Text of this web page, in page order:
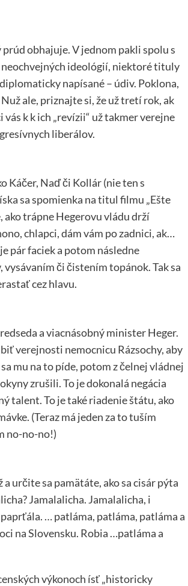
obhajuje. V jednom pakli spolu s
neochvejných ideológií, niektoré tituly
napísané – údiv. Poklona,
ale, priznajte si, že už tretí rok, ak
k k ich „revízii“ už takmer verejne
liberálov.
Káčer, Naď či Kollár (nie ten s
sa spomienka na titul filmu „Ešte
ako trápne Hegerovu vládu drží
chlapci, dám vám po zadnici, ak…
pár faciek a potom následne
či čistením topánok. Tak sa
cez hlavu.
a viacnásobný minister Heger.
verejnosti nemocnicu Rázsochy, aby
mu na to píde, potom z čelnej vládnej
zrušili. To je dokonalá negácia
talent. To je také riadenie štátu, ako
(Teraz má jeden za to tuším
no-no-no!)
určite sa pamätáte, ako sa cisár pýta
Jamalalicha. Jamalalicha, i
paprťála. … patláma, patláma, patláma a
na Slovensku. Robia …patláma a
výkonoch ísť „historicky